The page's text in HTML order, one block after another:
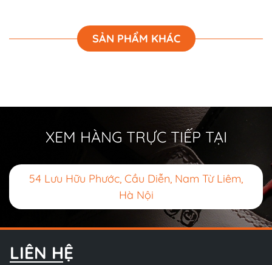
SẢN PHẨM KHÁC
XEM HÀNG TRỰC TIẾP TẠI
54 Lưu Hữu Phước, Cầu Diễn, Nam Từ Liêm,
Hà Nội
LIÊN HỆ